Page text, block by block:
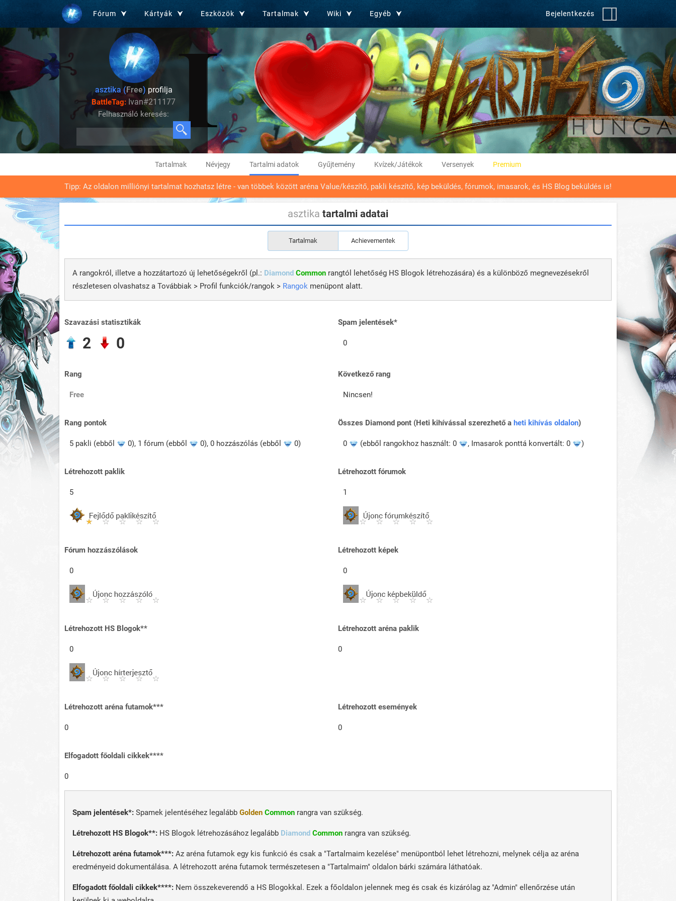
Fórum Kártyák Eszközök Tartalmak Wiki Egyéb Bejelentkezés
asztika (Free) profilja
BattleTag: Ivan#211177
Felhasználó keresés:
Tartalmak Névjegy Tartalmi adatok Gyűjtemény Kvízek/Játékok Versenyek Premium
Tipp: Az oldalon milliónyi tartalmat hozhatsz létre - van többek között aréna Value/készítő, pakli készítő, kép beküldés, fórumok, imasarok, és HS Blog beküldés is!
asztika tartalmi adatai
Tartalmak Achievementek
A rangokról, illetve a hozzátartozó új lehetőségekről (pl.: Diamond Common rangtól lehetőség HS Blogok létrehozására) és a különböző megnevezésekről
részletesen olvashatsz a Továbbiak > Profil funkciók/rangok > Rangok menüpont alatt.
Szavazási statisztikák
2 0
Spam jelentések*
0
Rang
Free
Következő rang
Nincsen!
Rang pontok
5 pakli (ebből 0), 1 fórum (ebből 0), 0 hozzászólás (ebből 0)
Összes Diamond pont (Heti kihívással szerezhető a heti kihívás oldalon)
0 (ebből rangokhoz használt: 0 , Imasarok ponttá konvertált: 0 )
Létrehozott paklik
5
Létrehozott fórumok
1
Fórum hozzászólások
0
Létrehozott képek
0
Létrehozott HS Blogok**
0
Létrehozott aréna paklik
0
Létrehozott aréna futamok***
0
Létrehozott események
0
Elfogadott főoldali cikkek****
0
Spam jelentések*: Spamek jelentéséhez legalább Golden Common rangra van szükség.
Létrehozott HS Blogok**: HS Blogok létrehozásához legalább Diamond Common rangra van szükség.
Létrehozott aréna futamok***: Az aréna futamok egy kis funkció és csak a "Tartalmaim kezelése" menüpontból lehet létrehozni, melynek célja az aréna
eredményeid dokumentálása. A létrehozott aréna futamok természetesen a "Tartalmaim" oldalon bárki számára láthatóak.
Elfogadott főoldali cikkek****: Nem összekeverendő a HS Blogokkal. Ezek a főoldalon jelennek meg és csak és kizárólag az "Admin" ellenőrzése után